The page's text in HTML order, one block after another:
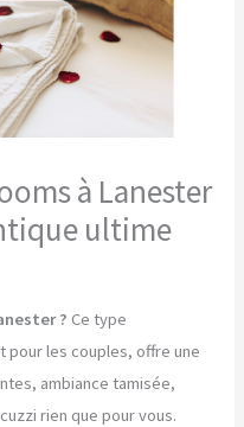
à Lanester
ultime
? Ce type
pour les couples, offre une
ambiance tamisée,
rien que pour vous.